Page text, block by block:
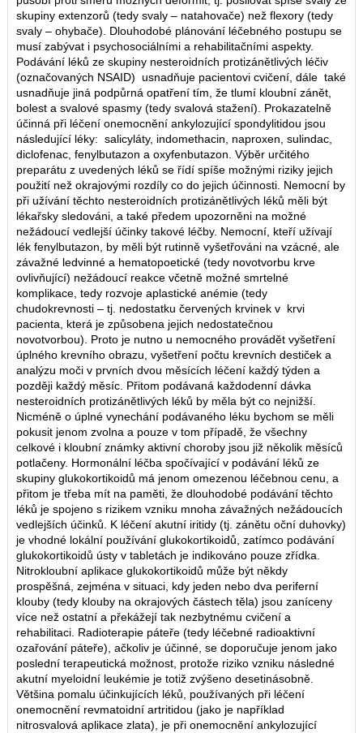
skupiny extenzorů (tedy svaly – natahovače) než flexory (tedy
svaly – ohybače). Dlouhodobé plánování léčebného postupu se
musí zabývat i psychosociálními a rehabilitačními aspekty.
Podávání léků ze skupiny nesteroidních protizánětlivých léčiv
(označovaných NSAID) usnadňuje pacientovi cvičení, dále také
usnadňuje jiná podpůrná opatření tím, že tlumí kloubní zánět,
bolest a svalové spasmy (tedy svalová stažení). Prokazatelně
účinná při léčení onemocnění ankylozující spondylitidou jsou
následující léky: salicyláty, indomethacin, naproxen, sulindac,
diclofenac, fenylbutazon a oxyfenbutazon. Výběr určitého
preparátu z uvedených léků se řídí spíše možnými riziky jejich
použití než okrajovými rozdíly co do jejich účinnosti. Nemocní by
při užívání těchto nesteroidních protizánětlivých léků měli být
lékařsky sledováni, a také předem upozorněni na možné
nežádoucí vedlejší účinky takové léčby. Nemocní, kteří užívají
lék fenylbutazon, by měli být rutinně vyšetřováni na vzácné, ale
závažné ledvinné a hematopoetické (tedy novotvorbu krve
ovlivňující) nežádoucí reakce včetně možné smrtelné
komplikace, tedy rozvoje aplastické anémie (tedy
chudokrevnosti – tj. nedostatku červených krvinek v krvi
pacienta, která je způsobena jejich nedostatečnou
novotvorbou). Proto je nutno u nemocného provádět vyšetření
úplného krevního obrazu, vyšetření počtu krevních destiček a
analýzu moči v prvních dvou měsících léčení každý týden a
později každý měsíc. Přitom podávaná každodenní dávka
nesteroidních protizánětlivých léků by měla být co nejnižší.
Nicméně o úplné vynechání podávaného léku bychom se měli
pokusit jenom zvolna a pouze v tom případě, že všechny
celkové i kloubní známky aktivní choroby jsou již několik měsíců
potlačeny. Hormonální léčba spočívající v podávání léků ze
skupiny glukokortikoidů má jenom omezenou léčebnou cenu, a
přitom je třeba mít na paměti, že dlouhodobé podávání těchto
léků je spojeno s rizikem vzniku mnoha závažných nežádoucích
vedlejších účinků. K léčení akutní iritidy (tj. zánětu oční duhovky)
je vhodné lokální používání glukokortikoidů, zatímco podávání
glukokortikoidů ústy v tabletách je indikováno pouze zřídka.
Nitrokloubní aplikace glukokortikoidů může být někdy
prospěšná, zejména v situaci, kdy jeden nebo dva periferní
klouby (tedy klouby na okrajových částech těla) jsou zaníceny
více než ostatní a překážejí tak nezbytnému cvičení a
rehabilitaci. Radioterapie páteře (tedy léčebné radioaktivní
ozařování páteře), ačkoliv je účinné, se doporučuje jenom jako
poslední terapeutická možnost, protože riziko vzniku následné
akutní myeloidní leukémie je totiž zvýšeno desetinásobně.
Většina pomalu účinkujících léků, používaných při léčení
onemocnění revmatoidní artritidou (jako je například
nitrosvalová aplikace zlata), je při onemocnění ankylozující